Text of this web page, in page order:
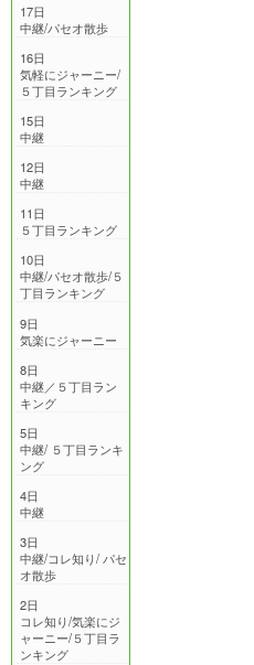
17日
中継/パセオ散歩
16日
気軽にジャーニー/
５丁目ランキング
15日
中継
12日
中継
11日
５丁目ランキング
10日
中継/パセオ散歩/５
丁目ランキング
9日
気楽にジャーニー
8日
中継／５丁目ラン
キング
5日
中継/ ５丁目ランキ
ング
4日
中継
3日
中継/コレ知り/ パセ
オ散歩
2日
コレ知り/気楽にジ
ャーニー/５丁目ラ
ンキング